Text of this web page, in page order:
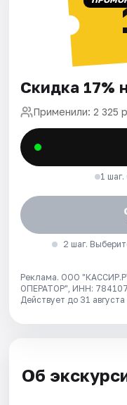
Скидка 17%
Применили: 2 325
1
2 шаг.
Реклама. ООО
ОПЕРАТОР", ИНН:
Действует до 31
Об